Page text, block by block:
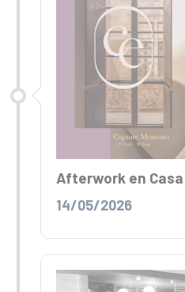
Afterwork en
14/05/2026